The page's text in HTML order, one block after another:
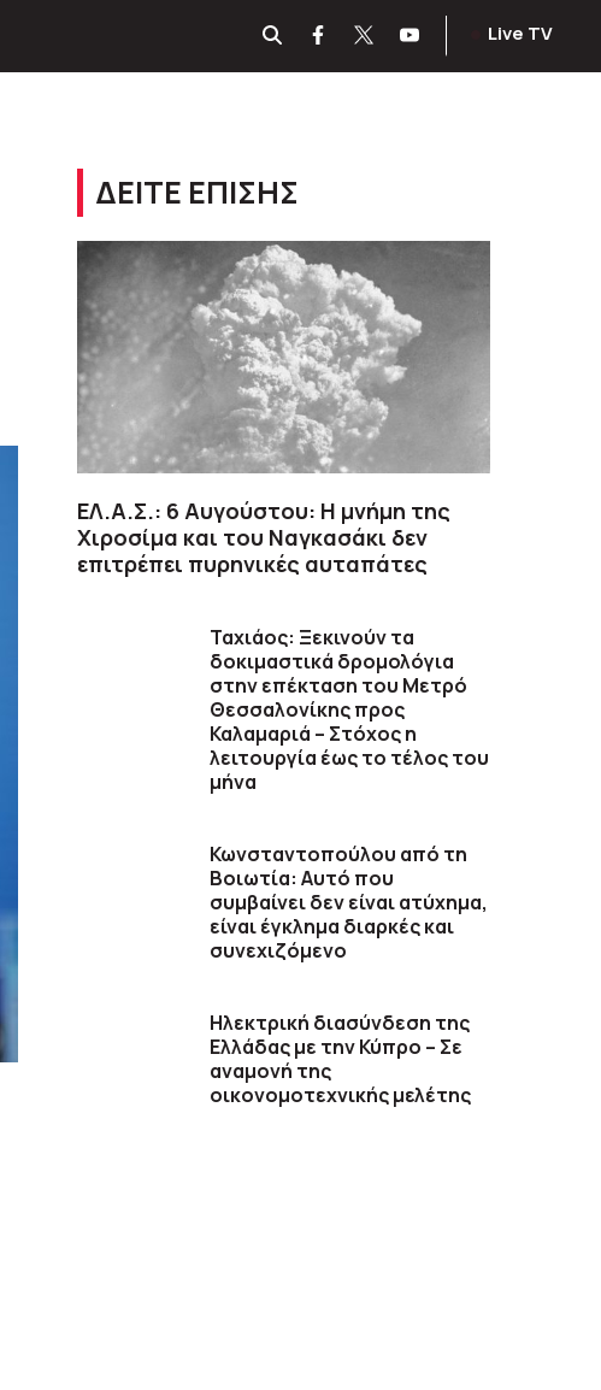
Live TV
ΔΕΙΤΕ ΕΠΙΣΗΣ
ΕΛ.Α.Σ.: 6 Αυγούστου: Η μνήμη της
Χιροσίμα και του Ναγκασάκι δεν
επιτρέπει πυρηνικές αυταπάτες
Ταχιάος: Ξεκινούν τα
δοκιμαστικά δρομολόγια
στην επέκταση του Μετρό
Θεσσαλονίκης προς
Καλαμαριά – Στόχος η
λειτουργία έως το τέλος του
μήνα
Κωνσταντοπούλου από τη
Βοιωτία: Αυτό που
συμβαίνει δεν είναι ατύχημα,
είναι έγκλημα διαρκές και
συνεχιζόμενο
Ηλεκτρική διασύνδεση της
Ελλάδας με την Κύπρο – Σε
αναμονή της
οικονομοτεχνικής μελέτης